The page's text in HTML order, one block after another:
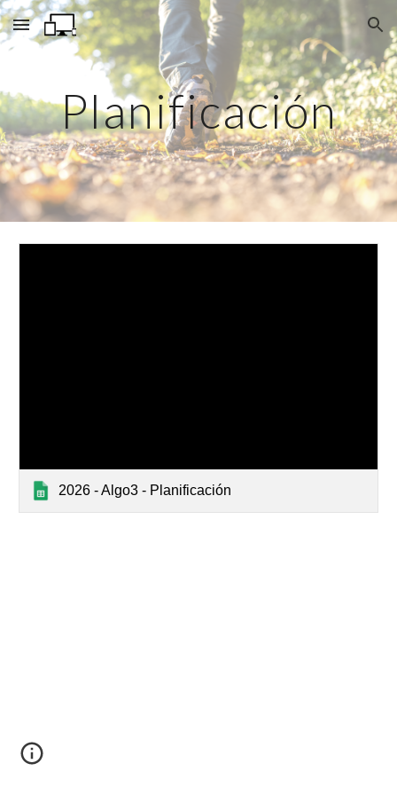
Skip to main content Skip to navigation
Planificación
2026 - Algo3 - Planificación